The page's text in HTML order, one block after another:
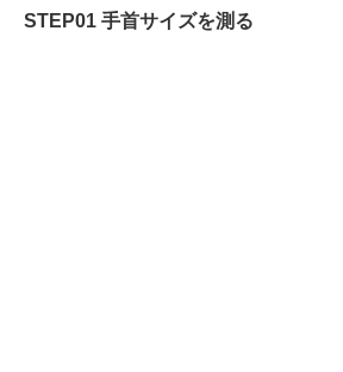
STEP01 手首サイズを測る